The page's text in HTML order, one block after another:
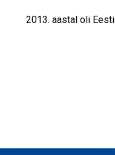
2013. aastal oli